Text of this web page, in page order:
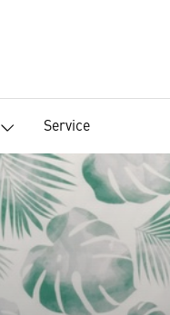
Service